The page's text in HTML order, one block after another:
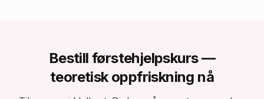
Bestill førstehjelpskurs —
teoretisk oppfriskning nå